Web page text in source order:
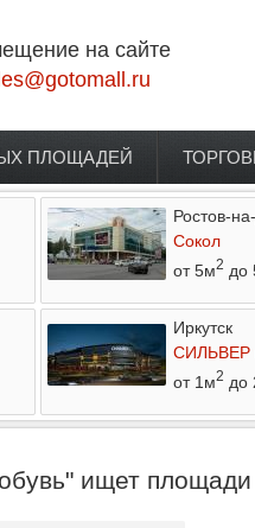
на сайте
ПЛОЩАДЕЙ
Ростов-
Сокол
от 5м2 до
Иркутск
СИЛЬВЕР
от 1м2 до
ищет